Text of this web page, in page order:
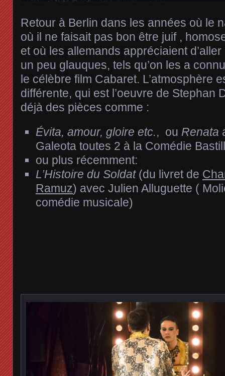
Retour à Berlin dans les années où le
où il ne faisait pas bon être juif ,
et où les allemands appréciaient
un peu glauques, tels qu’on les a
le célèbre film Cabaret. L’atmosphère
différente, qui est l’oeuvre de Stephan
déjà des pièces comme :
Évita, amour, gloire etc., ou Renata
Galeota toutes 2 à la Comédie
ou plus récemment:
L’Histoire du Soldat(du livret de
Ramuz) avec Julien Alluguette (
comédie musicale)